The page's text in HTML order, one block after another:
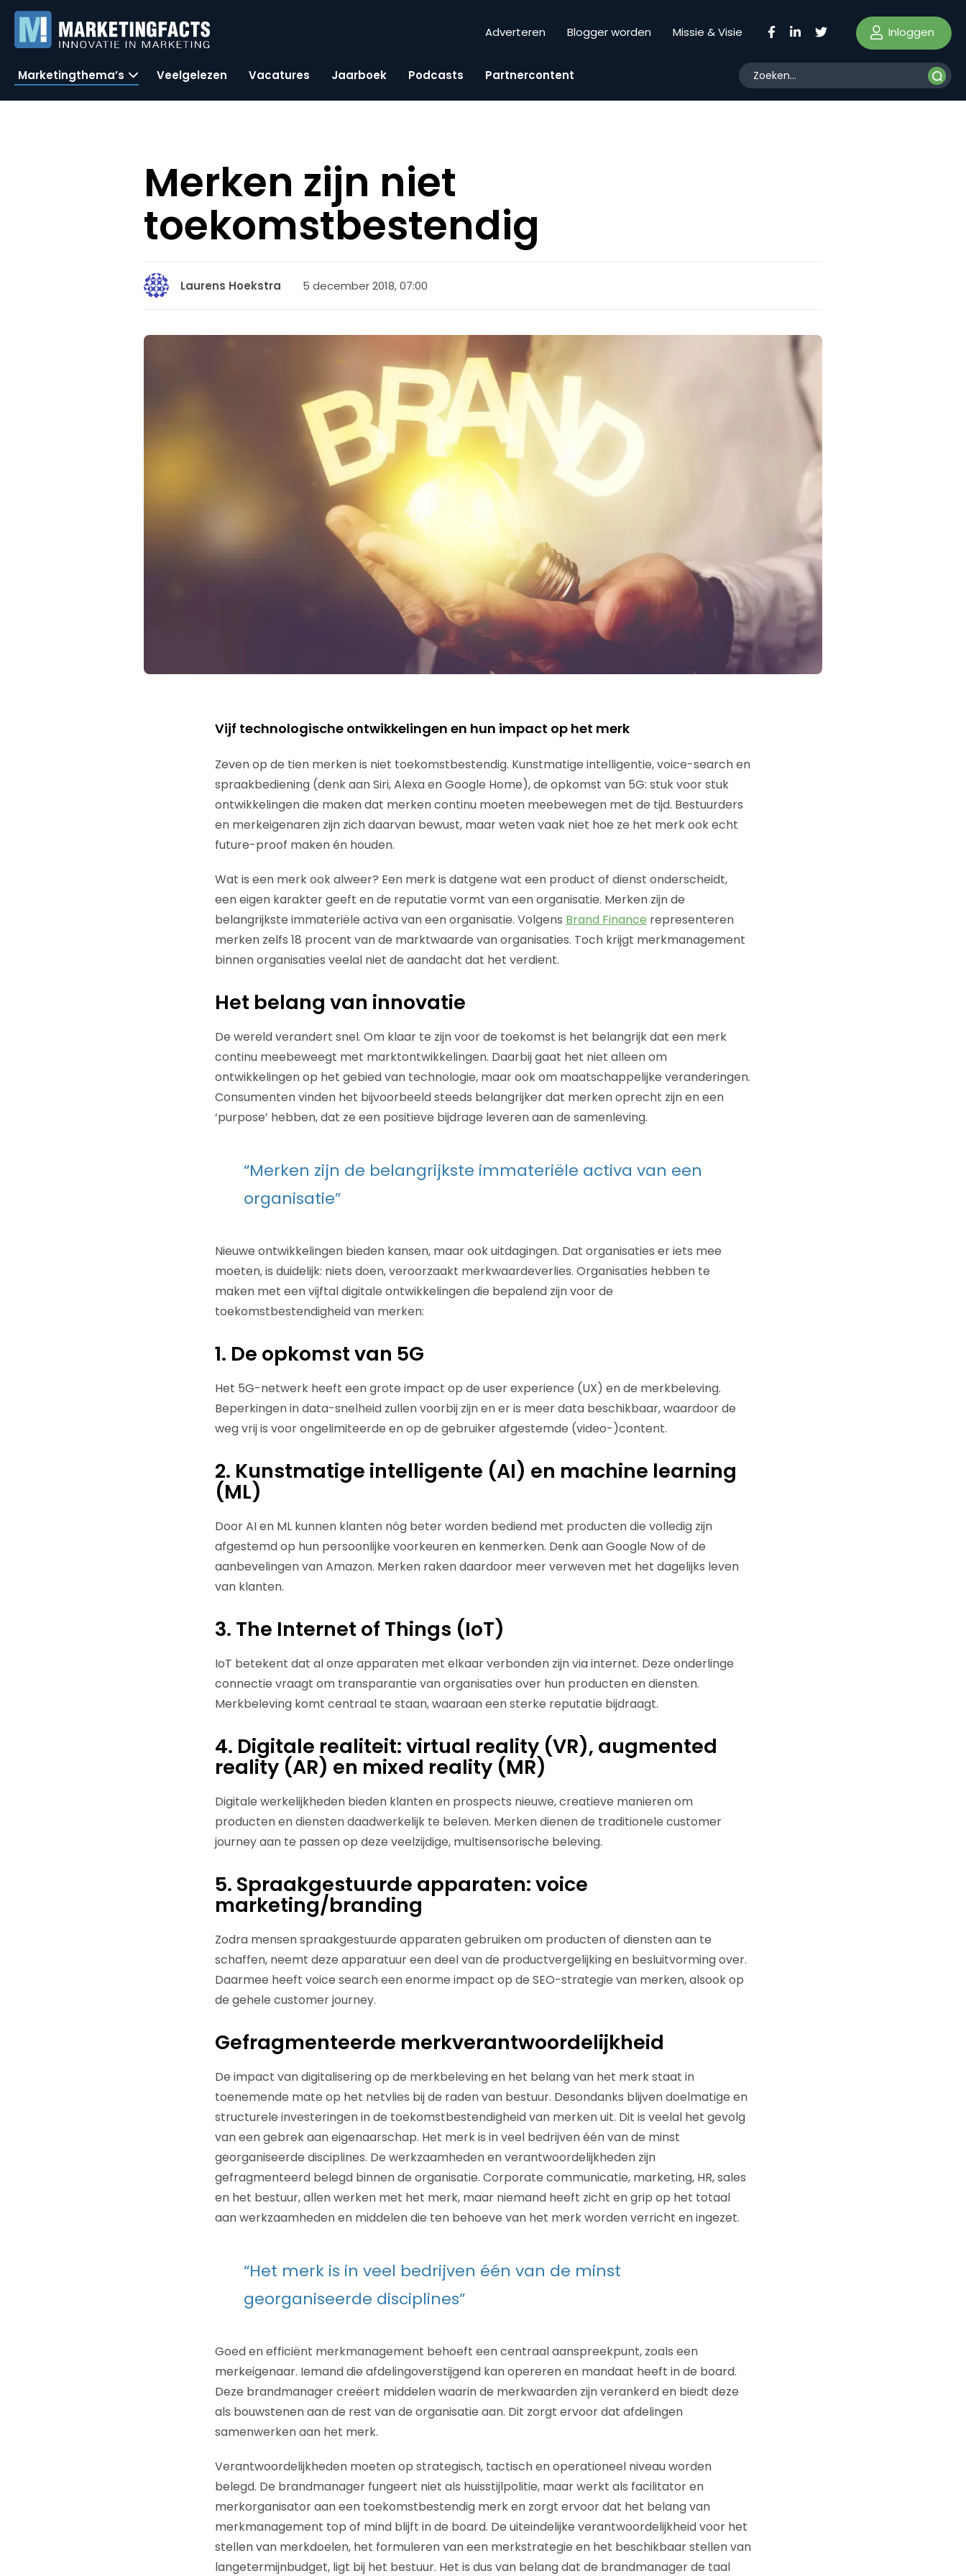
Adverteren Blogger worden Missie & Visie Inloggen
Marketingthema’s Veelgelezen Vacatures Jaarboek Podcasts Partnercontent
Merken zijn niet
toekomstbestendig
Laurens Hoekstra 5 december 2018, 07:00
Vijf technologische ontwikkelingen en hun impact op het merk
Zeven op de tien merken is niet toekomstbestendig. Kunstmatige intelligentie, voice-search en
spraakbediening (denk aan Siri, Alexa en Google Home), de opkomst van 5G: stuk voor stuk
ontwikkelingen die maken dat merken continu moeten meebewegen met de tijd. Bestuurders
en merkeigenaren zijn zich daarvan bewust, maar weten vaak niet hoe ze het merk ook echt
future-proof maken én houden.
Wat is een merk ook alweer? Een merk is datgene wat een product of dienst onderscheidt,
een eigen karakter geeft en de reputatie vormt van een organisatie. Merken zijn de
belangrijkste immateriële activa van een organisatie. Volgens Brand Finance representeren
merken zelfs 18 procent van de marktwaarde van organisaties. Toch krijgt merkmanagement
binnen organisaties veelal niet de aandacht dat het verdient.
Het belang van innovatie
De wereld verandert snel. Om klaar te zijn voor de toekomst is het belangrijk dat een merk
continu meebeweegt met marktontwikkelingen. Daarbij gaat het niet alleen om
ontwikkelingen op het gebied van technologie, maar ook om maatschappelijke veranderingen.
Consumenten vinden het bijvoorbeeld steeds belangrijker dat merken oprecht zijn en een
‘purpose’ hebben, dat ze een positieve bijdrage leveren aan de samenleving.
“Merken zijn de belangrijkste immateriële activa van een
organisatie”
Nieuwe ontwikkelingen bieden kansen, maar ook uitdagingen. Dat organisaties er iets mee
moeten, is duidelijk: niets doen, veroorzaakt merkwaardeverlies. Organisaties hebben te
maken met een vijftal digitale ontwikkelingen die bepalend zijn voor de
toekomstbestendigheid van merken:
1. De opkomst van 5G
Het 5G-netwerk heeft een grote impact op de user experience (UX) en de merkbeleving.
Beperkingen in data-snelheid zullen voorbij zijn en er is meer data beschikbaar, waardoor de
weg vrij is voor ongelimiteerde en op de gebruiker afgestemde (video-)content.
2. Kunstmatige intelligente (AI) en machine learning
(ML)
Door AI en ML kunnen klanten nóg beter worden bediend met producten die volledig zijn
afgestemd op hun persoonlijke voorkeuren en kenmerken. Denk aan Google Now of de
aanbevelingen van Amazon. Merken raken daardoor meer verweven met het dagelijks leven
van klanten.
3. The Internet of Things (IoT)
IoT betekent dat al onze apparaten met elkaar verbonden zijn via internet. Deze onderlinge
connectie vraagt om transparantie van organisaties over hun producten en diensten.
Merkbeleving komt centraal te staan, waaraan een sterke reputatie bijdraagt.
4. Digitale realiteit: virtual reality (VR), augmented
reality (AR) en mixed reality (MR)
Digitale werkelijkheden bieden klanten en prospects nieuwe, creatieve manieren om
producten en diensten daadwerkelijk te beleven. Merken dienen de traditionele customer
journey aan te passen op deze veelzijdige, multisensorische beleving.
5. Spraakgestuurde apparaten: voice
marketing/branding
Zodra mensen spraakgestuurde apparaten gebruiken om producten of diensten aan te
schaffen, neemt deze apparatuur een deel van de productvergelijking en besluitvorming over.
Daarmee heeft voice search een enorme impact op de SEO-strategie van merken, alsook op
de gehele customer journey.
Gefragmenteerde merkverantwoordelijkheid
De impact van digitalisering op de merkbeleving en het belang van het merk staat in
toenemende mate op het netvlies bij de raden van bestuur. Desondanks blijven doelmatige en
structurele investeringen in de toekomstbestendigheid van merken uit. Dit is veelal het gevolg
van een gebrek aan eigenaarschap. Het merk is in veel bedrijven één van de minst
georganiseerde disciplines. De werkzaamheden en verantwoordelijkheden zijn
gefragmenteerd belegd binnen de organisatie. Corporate communicatie, marketing, HR, sales
en het bestuur, allen werken met het merk, maar niemand heeft zicht en grip op het totaal
aan werkzaamheden en middelen die ten behoeve van het merk worden verricht en ingezet.
“Het merk is in veel bedrijven één van de minst
georganiseerde disciplines”
Goed en efficiënt merkmanagement behoeft een centraal aanspreekpunt, zoals een
merkeigenaar. Iemand die afdelingoverstijgend kan opereren en mandaat heeft in de board.
Deze brandmanager creëert middelen waarin de merkwaarden zijn verankerd en biedt deze
als bouwstenen aan de rest van de organisatie aan. Dit zorgt ervoor dat afdelingen
samenwerken aan het merk.
Verantwoordelijkheden moeten op strategisch, tactisch en operationeel niveau worden
belegd. De brandmanager fungeert niet als huisstijlpolitie, maar werkt als facilitator en
merkorganisator aan een toekomstbestendig merk en zorgt ervoor dat het belang van
merkmanagement top of mind blijft in de board. De uiteindelijke verantwoordelijkheid voor het
stellen van merkdoelen, het formuleren van een merkstrategie en het beschikbaar stellen van
langetermijnbudget, ligt bij het bestuur. Het is dus van belang dat de brandmanager de taal